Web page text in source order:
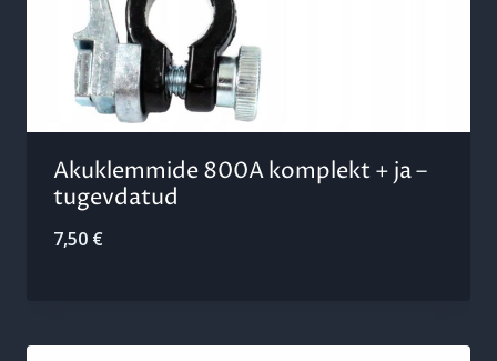
Akuklemmide 800A komplekt + ja –
tugevdatud
7,50 €